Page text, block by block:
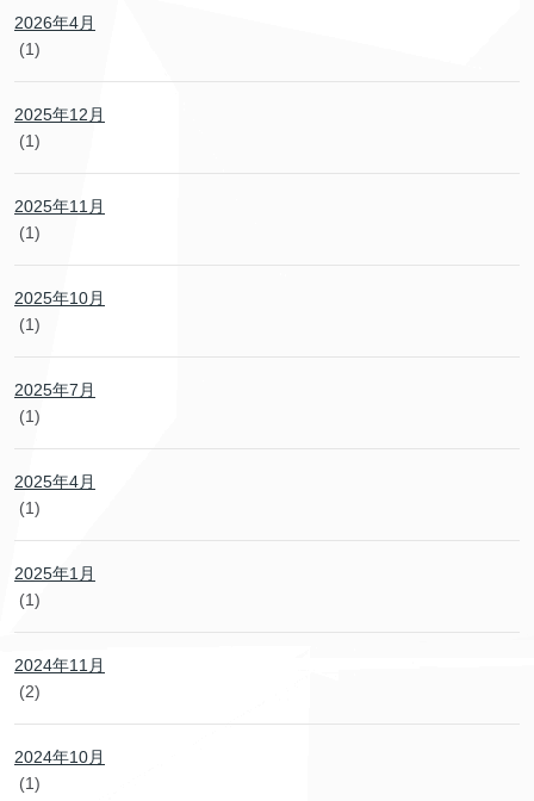
2026年4月
(1)
2025年12月
(1)
2025年11月
(1)
2025年10月
(1)
2025年7月
(1)
2025年4月
(1)
2025年1月
(1)
2024年11月
(2)
2024年10月
(1)